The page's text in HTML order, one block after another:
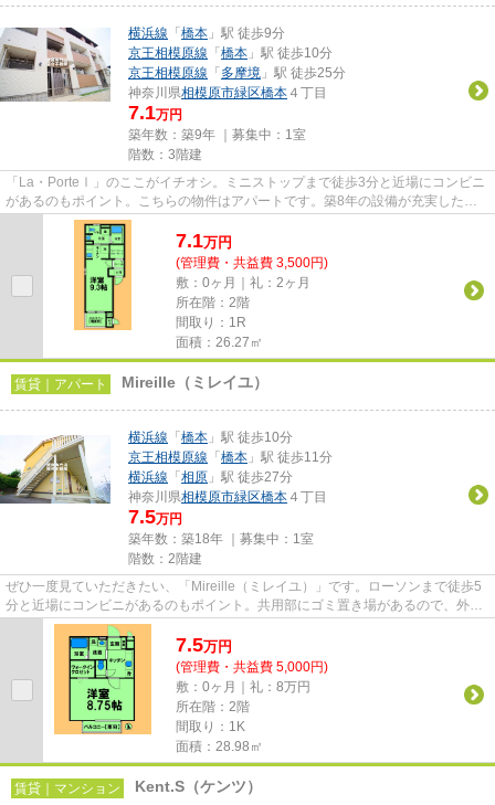
横浜線 「 橋本 」駅 徒歩9分
京王相模原線 「 橋本 」駅 徒歩10分
京王相模原線 「 多摩境 」駅 徒歩25分
神奈川県相模原市緑区橋本 ４丁目
7.1万円
築年数：築9年 ｜募集中： 1室
階数：3階建
「La・PorteⅠ」のここがイチオシ。ミニストップまで徒歩3分と近場にコンビニ
があるのもポイント。こちらの物件はアパートです。築8年の設備が充実した物
件となっています。当社スタッ...
7.1万円
(管理費・共益費 3,500円)
敷：0ヶ月｜礼：2ヶ月
所在階：2階
間取り：1R
面積：26.27㎡
賃貸｜アパート Mireille（ミレイユ）
横浜線 「 橋本 」駅 徒歩10分
京王相模原線 「 橋本 」駅 徒歩11分
横浜線 「 相原 」駅 徒歩27分
神奈川県相模原市緑区橋本 ４丁目
7.5万円
築年数：築18年 ｜募集中： 1室
階数：2階建
ぜひ一度見ていただきたい、「Mireille（ミレイユ）」です。ローソンまで徒歩5
分と近場にコンビニがあるのもポイント。共用部にゴミ置き場があるので、外部
の人にごみを見られたり持っ...
7.5万円
(管理費・共益費 5,000円)
敷：0ヶ月｜礼：8万円
所在階：2階
間取り：1K
面積：28.98㎡
賃貸｜マンション Kent.S（ケンツ）